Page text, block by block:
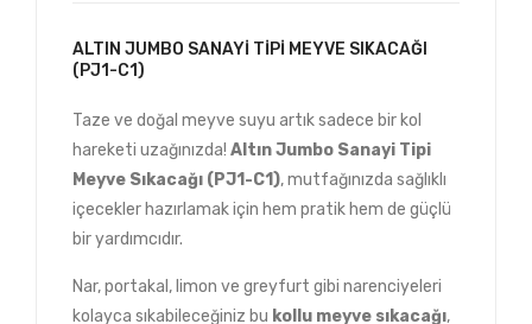
ALTIN JUMBO SANAYI TIPI MEYVE SIKACAĞI
(PJ1-C1)
Taze ve doğal meyve suyu artık sadece bir kol
hareketi uzağınızda! Altın Jumbo Sanayi Tipi
Meyve Sıkacağı (PJ1-C1), mutfağınızda sağlıklı
içecekler hazırlamak için hem pratik hem de güçlü
bir yardımcıdır.
Nar, portakal, limon ve greyfurt gibi narenciyeleri
kolayca sıkabileceğiniz bu kollu meyve sıkacağı,